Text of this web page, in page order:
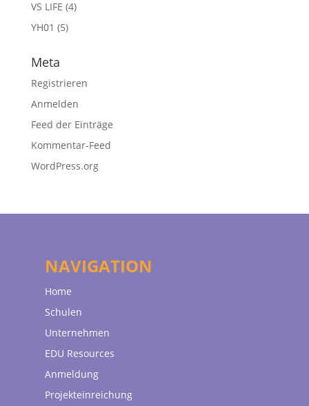
VS LIFE (4)
YH01 (5)
Meta
Registrieren
Anmelden
Feed der Einträge
Kommentar-Feed
WordPress.org
NAVIGATION
Home
Schulen
Unternehmen
EDU Resources
Anmeldung
Projekteinreichung